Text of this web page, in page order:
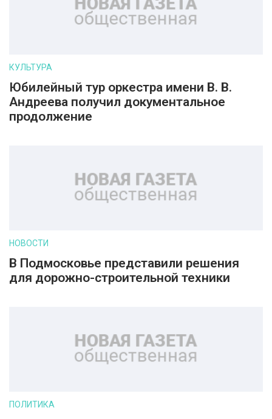
КУЛЬТУРА
Юбилейный тур оркестра имени В. В.
Андреева получил документальное
продолжение
НОВОСТИ
В Подмосковье представили решения
для дорожно-строительной техники
ПОЛИТИКА